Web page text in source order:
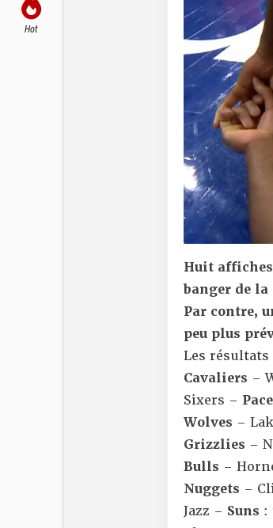
Hot
Huit
banger de
Par contre,
peu plus
Les résultats
Cavaliers –
Sixers –
Wolves –
Grizzlies –
Bulls –
Nuggets –
Jazz – Suns :